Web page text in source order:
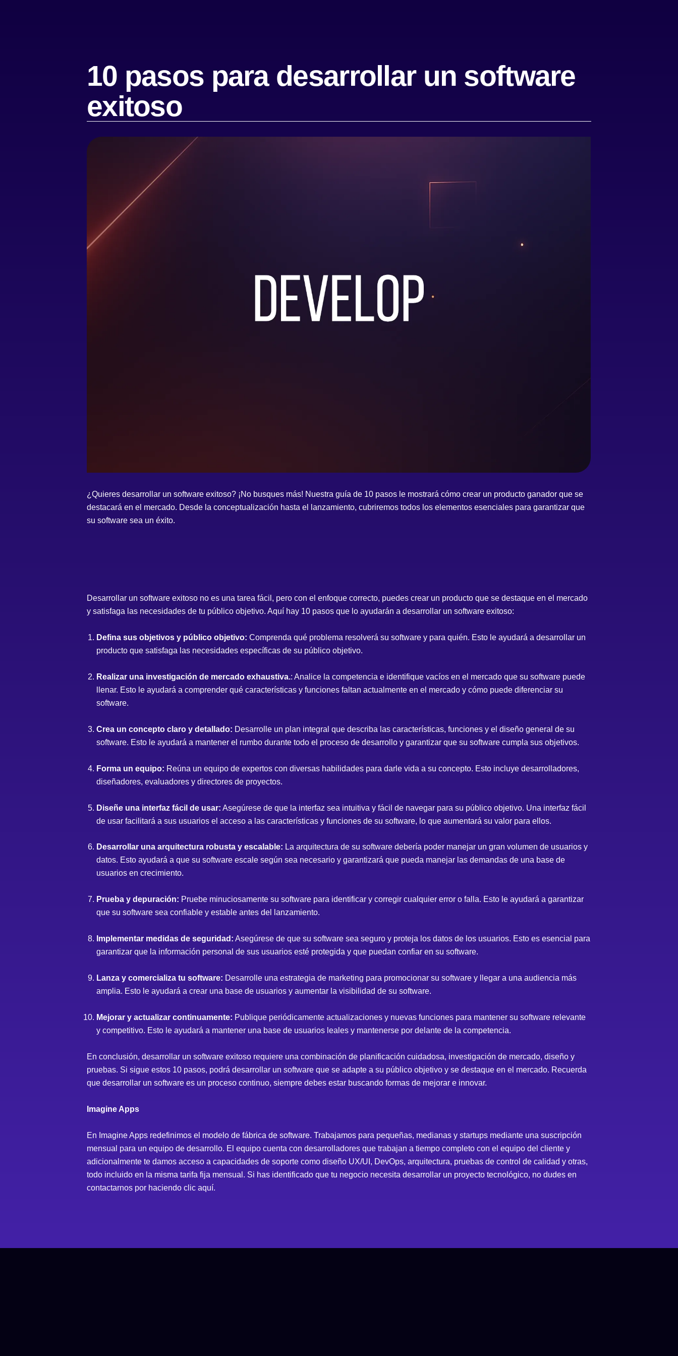
10 pasos para desarrollar un software
exitoso
¿Quieres desarrollar un software exitoso? ¡No busques más! Nuestra guía de 10 pasos le mostrará cómo crear un producto ganador que se
destacará en el mercado. Desde la conceptualización hasta el lanzamiento, cubriremos todos los elementos esenciales para garantizar que
su software sea un éxito.
Desarrollar un software exitoso no es una tarea fácil, pero con el enfoque correcto, puedes crear un producto que se destaque en el mercado
y satisfaga las necesidades de tu público objetivo. Aquí hay 10 pasos que lo ayudarán a desarrollar un software exitoso:
Defina sus objetivos y público objetivo: Comprenda qué problema resolverá su software y para quién. Esto le ayudará a desarrollar un
producto que satisfaga las necesidades específicas de su público objetivo.
Realizar una investigación de mercado exhaustiva.: Analice la competencia e identifique vacíos en el mercado que su software puede
llenar. Esto le ayudará a comprender qué características y funciones faltan actualmente en el mercado y cómo puede diferenciar su
software.
Crea un concepto claro y detallado: Desarrolle un plan integral que describa las características, funciones y el diseño general de su
software. Esto le ayudará a mantener el rumbo durante todo el proceso de desarrollo y garantizar que su software cumpla sus objetivos.
Forma un equipo: Reúna un equipo de expertos con diversas habilidades para darle vida a su concepto. Esto incluye desarrolladores,
diseñadores, evaluadores y directores de proyectos.
Diseñe una interfaz fácil de usar: Asegúrese de que la interfaz sea intuitiva y fácil de navegar para su público objetivo. Una interfaz fácil
de usar facilitará a sus usuarios el acceso a las características y funciones de su software, lo que aumentará su valor para ellos.
Desarrollar una arquitectura robusta y escalable: La arquitectura de su software debería poder manejar un gran volumen de usuarios y
datos. Esto ayudará a que su software escale según sea necesario y garantizará que pueda manejar las demandas de una base de
usuarios en crecimiento.
Prueba y depuración: Pruebe minuciosamente su software para identificar y corregir cualquier error o falla. Esto le ayudará a garantizar
que su software sea confiable y estable antes del lanzamiento.
Implementar medidas de seguridad: Asegúrese de que su software sea seguro y proteja los datos de los usuarios. Esto es esencial para
garantizar que la información personal de sus usuarios esté protegida y que puedan confiar en su software.
Lanza y comercializa tu software: Desarrolle una estrategia de marketing para promocionar su software y llegar a una audiencia más
amplia. Esto le ayudará a crear una base de usuarios y aumentar la visibilidad de su software.
Mejorar y actualizar continuamente: Publique periódicamente actualizaciones y nuevas funciones para mantener su software relevante
y competitivo. Esto le ayudará a mantener una base de usuarios leales y mantenerse por delante de la competencia.
En conclusión, desarrollar un software exitoso requiere una combinación de planificación cuidadosa, investigación de mercado, diseño y
pruebas. Si sigue estos 10 pasos, podrá desarrollar un software que se adapte a su público objetivo y se destaque en el mercado. Recuerda
que desarrollar un software es un proceso continuo, siempre debes estar buscando formas de mejorar e innovar.
Imagine Apps
En Imagine Apps redefinimos el modelo de fábrica de software. Trabajamos para pequeñas, medianas y startups mediante una suscripción
mensual para un equipo de desarrollo. El equipo cuenta con desarrolladores que trabajan a tiempo completo con el equipo del cliente y
adicionalmente te damos acceso a capacidades de soporte como diseño UX/UI, DevOps, arquitectura, pruebas de control de calidad y otras,
todo incluido en la misma tarifa fija mensual. Si has identificado que tu negocio necesita desarrollar un proyecto tecnológico, no dudes en
contactarnos por haciendo clic aquí.